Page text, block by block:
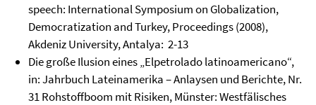
speech: International Symposium on Globalization,
Democratization and Turkey, Proceedings (2008),
Akdeniz University, Antalya: 2-13
Die große Ilusion eines „Elpetrolado latinoamericano“,
in: Jahrbuch Lateinamerika – Anlaysen und Berichte, Nr.
31 Rohstoffboom mit Risiken, Münster: Westfälisches